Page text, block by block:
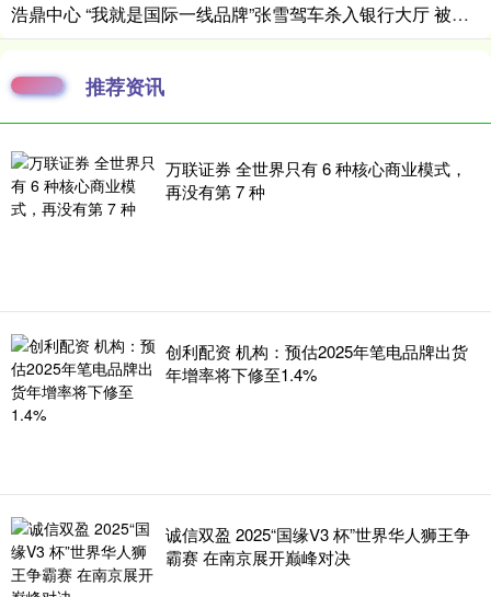
浩鼎中心 “我就是国际一线品牌”张雪驾车杀入银行大厅 被保安摁住：快报警
推荐资讯
万联证券 全世界只有 6 种核心商业模式，
再没有第 7 种
创利配资 机构：预估2025年笔电品牌出货
年增率将下修至1.4%
诚信双盈 2025“国缘V3 杯”世界华人狮王争
霸赛 在南京展开巅峰对决